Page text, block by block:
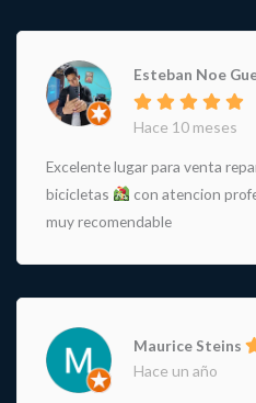
Esteban Noe
Hace 10 meses
Excelente lugar para venta
bicicletas
con atencion
muy recomendable
Maurice Steins
Hace un año